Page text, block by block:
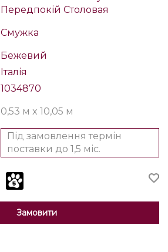
Передпокій Столовая
Смужка
Бежевий
Італія
1034870
0,53 м x 10,05 м
Під замовлення термін
поставки до 1,5 міс.
Замовити